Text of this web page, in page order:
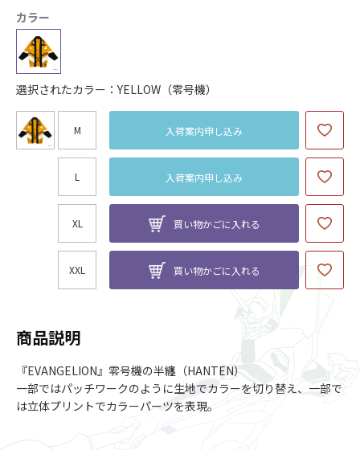
カラー
選択されたカラー：YELLOW（零号機）
M 入荷案内申し込み
L 入荷案内申し込み
XL 買い物かごに入れる
XXL 買い物かごに入れる
商品説明
『EVANGELION』零号機の半纏（HANTEN）
一部ではパッチワークのように生地でカラーを切り替え、一部で
は立体プリントでカラーパーツを表現。